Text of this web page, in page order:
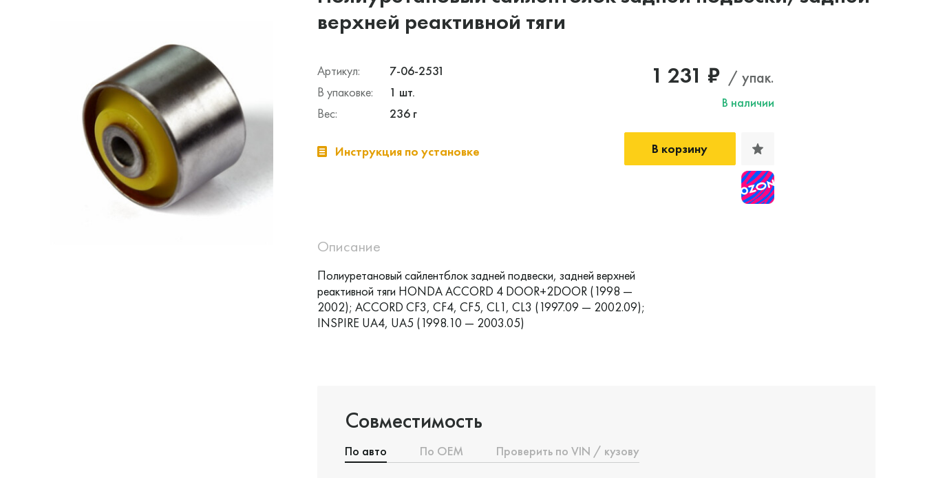
верхней реактивной тяги
Артикул:
7-06-2531
В упаковке:
1 шт.
Вес:
236 г
Инструкция по установке
1 231 ₽ / упак.
В наличии
В корзину
Описание
Полиуретановый сайлентблок задней подвески, задней верхней
реактивной тяги HONDA ACCORD 4 DOOR+2DOOR (1998 —
2002); ACCORD CF3, CF4, CF5, CL1, CL3 (1997.09 — 2002.09);
INSPIRE UA4, UA5 (1998.10 — 2003.05)
Совместимость
По авто По ОЕМ Проверить по VIN / кузову